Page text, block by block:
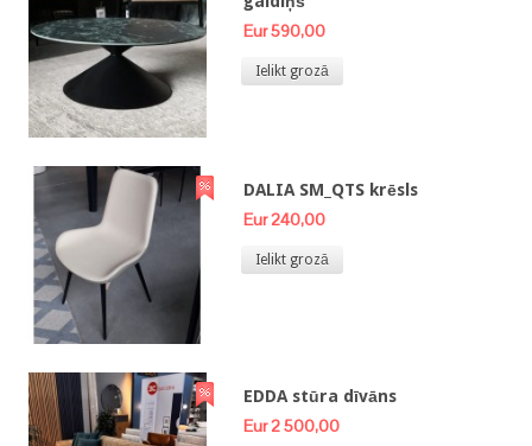
Eur 590,00
Ielikt grozā
DALIA SM_QTS krēsls
Eur 240,00
Ielikt grozā
EDDA stūra dīvāns
Eur 2 500,00